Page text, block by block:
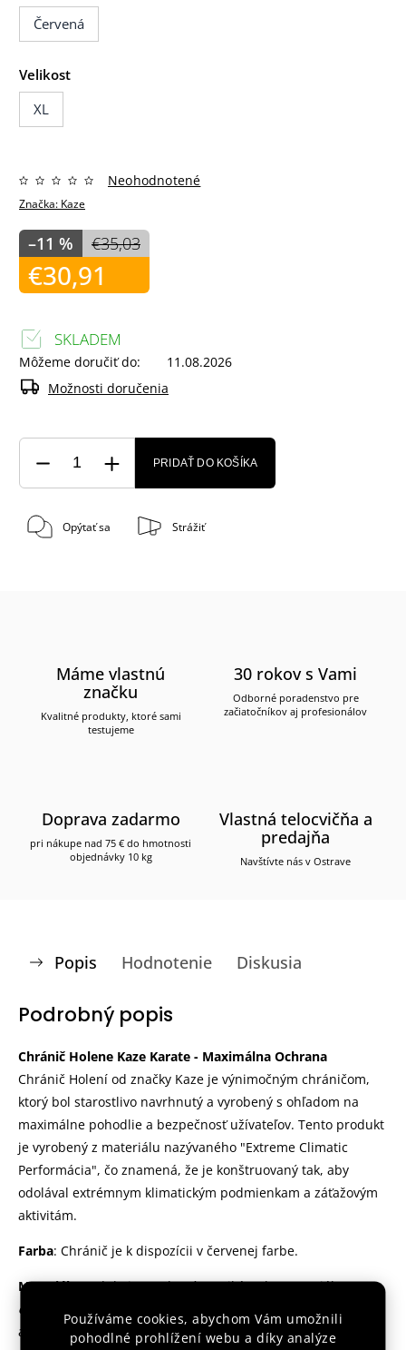
Používáme cookies, abychom Vám umožnili
pohodlné prohlížení webu a díky analýze
Červená
Velikost
XL
Značka: Kaze
Neohodnotené
€35,03
–11 %
€30,91
SKLADEM
Môžeme doručiť do:
11.08.2026
Možnosti doručenia
PRIDAŤ DO KOŠÍKA
Opýtať sa Strážiť
Máme vlastnú
značku
Kvalitné produkty, ktoré sami
testujeme
30 rokov s Vami
Odborné poradenstvo pre
začiatočníkov aj profesionálov
Doprava zadarmo
pri nákupe nad 75 € do hmotnosti
objednávky 10 kg
Vlastná telocvičňa a
predajňa
Navštívte nás v Ostrave
Popis Hodnotenie Diskusia
Podrobný popis
Chránič Holene Kaze Karate - Maximálna Ochrana
Chránič Holení od značky Kaze je výnimočným chráničom,
ktorý bol starostlivo navrhnutý a vyrobený s ohľadom na
maximálne pohodlie a bezpečnosť užívateľov. Tento produkt
je vyrobený z materiálu nazývaného "Extreme Climatic
Performácia", čo znamená, že je konštruovaný tak, aby
odolával extrémnym klimatickým podmienkam a záťažovým
aktivitám.
Farba: Chránič je k dispozícii v červenej farbe.
Materiál: Produkt je vyrobený z unikátneho materiálu
extreme climatic performance
a testovaný na extrémne záťažové aktivity. To znamená, že